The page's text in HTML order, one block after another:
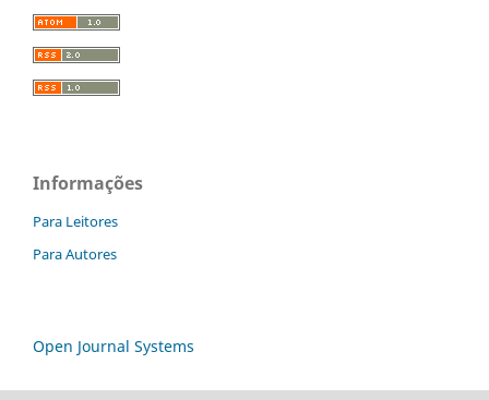
Informações
Para Leitores
Para Autores
Open Journal Systems